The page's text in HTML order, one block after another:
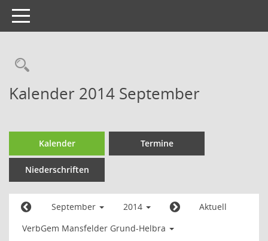
Toggle
navigation
Kalender 2014 September
Kalender Termine
Niederschriften
September 2014
Aktuell
VerbGem Mansfelder Grund-Helbra